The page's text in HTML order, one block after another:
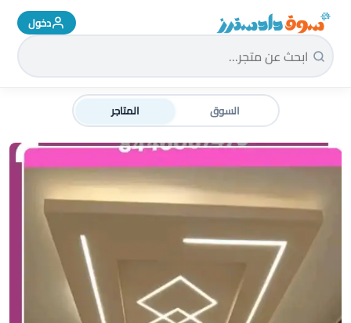
سوق دادسترز الرئيسية دخول
السوق المتاجر